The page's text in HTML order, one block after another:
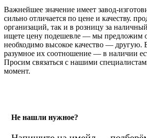
Важнейшее значение имеет завод-
сильно отличается по цене и качеству.
организаций, так и в розницу за
ищете цену подешевле — мы предложим
необходимо высокое качество — другую.
разумное их соотношение — в наличии
Просим связаться с нашими
момент.
Не нашли нужное?